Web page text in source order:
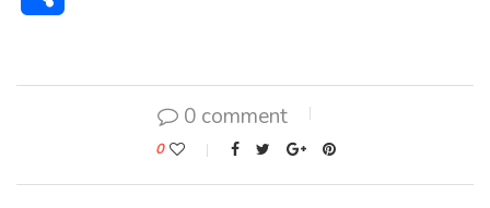
0 comment
0